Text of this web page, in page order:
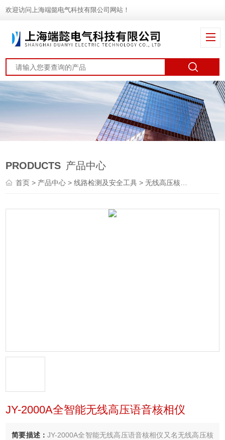
欢迎访问上海端懿电气科技有限公司网站！
PRODUCTS 产品中心
首页> 产品中心 >线路检测及安全工具 >无线高压核相仪
JY-2000A全智能无线高压语音核相仪
简要描述：JY-2000A全智能无线高压语音核相仪又名无线高压核